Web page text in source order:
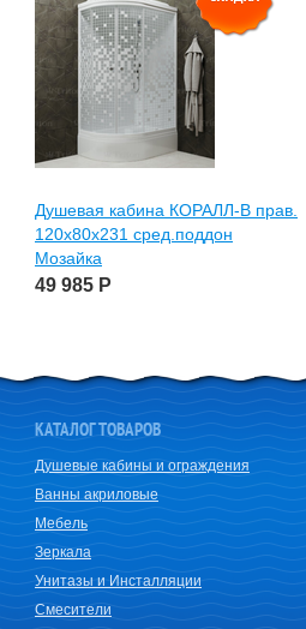
Душевая кабина КОРАЛЛ-В прав.
120х80х231 сред.поддон
Мозайка
49 985 Р
КАТАЛОГ ТОВАРОВ
Душевые кабины и ограждения
Ванны акриловые
Мебель
Зеркала
Унитазы и Инсталляции
Смесители